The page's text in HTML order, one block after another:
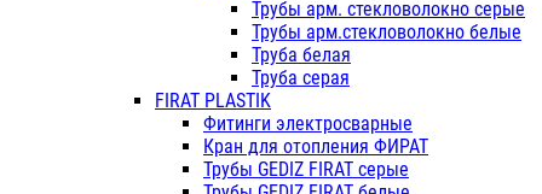
Трубы арм. стекловолокно серые
Трубы арм.стекловолокно белые
Труба белая
Труба серая
FIRAT PLASTIK
Фитинги электросварные
Кран для отопления ФИРАТ
Трубы GEDIZ FIRAT серые